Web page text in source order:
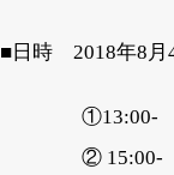
■日時 2018年8月
①13:00-
② 15:00-